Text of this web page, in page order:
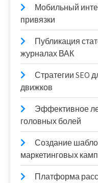
Мобильный
привязки
Публикация
журналах ВАК
Стратегии SEO
движков
Эффективное
головных болей
Создание
маркетинговых
Платформа